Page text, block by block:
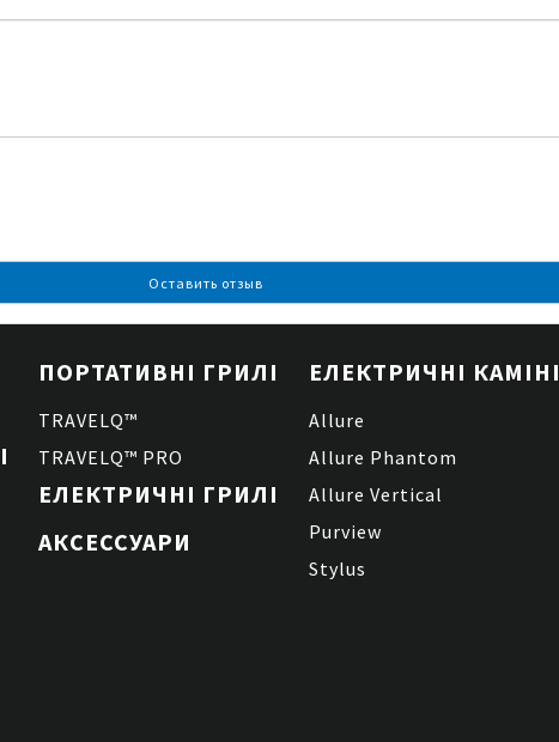
Оставить отзыв
ПОРТАТИВНІ ГРИЛІ
TRAVELQ™
TRAVELQ™ PRO
ЕЛЕКТРИЧНІ ГРИЛІ
АКСЕССУАРИ
ЕЛЕКТРИЧНІ КАМІНІ
Allure
Allure Phantom
Allure Vertical
Purview
Stylus